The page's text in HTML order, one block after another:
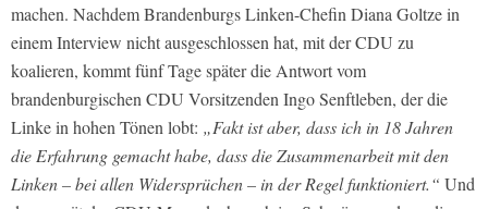
machen. Nachdem Brandenburgs Linken-Chefin Diana Goltze in
einem Interview nicht ausgeschlossen hat, mit der CDU zu
koalieren, kommt fünf Tage später die Antwort vom
brandenburgischen CDU Vorsitzenden Ingo Senftleben, der die
Linke in hohen Tönen lobt: „Fakt ist aber, dass ich in 18 Jahren
die Erfahrung gemacht habe, dass die Zusammenarbeit mit den
Linken – bei allen Widersprüchen – in der Regel funktioniert.“ Und